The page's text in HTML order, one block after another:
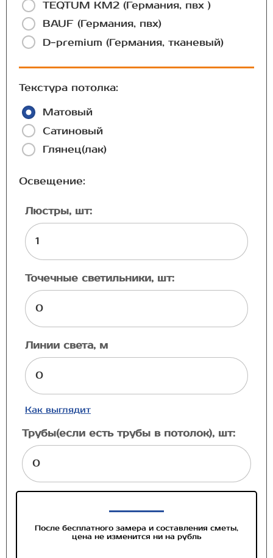
TEQTUM КМ2 (Германия, пвх )
BAUF (Германия, пвх)
D-premium (Германия, тканевый)
Текстура потолка:
Матовый
Сатиновый
Глянец(лак)
Освещение:
Люстры, шт:
Точечные светильники, шт:
Линии света, м
Как выглядит
Трубы(если есть трубы в потолок), шт:
После бесплатного замера и составления сметы,
цена не изменится ни на рубль